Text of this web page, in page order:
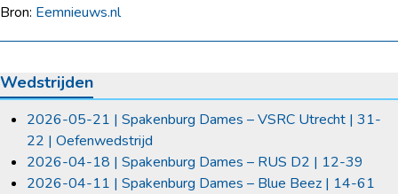
Bron: Eemnieuws.nl
Wedstrijden
2026-05-21 | Spakenburg Dames – VSRC Utrecht | 31-
22 | Oefenwedstrijd
2026-04-18 | Spakenburg Dames – RUS D2 | 12-39
2026-04-11 | Spakenburg Dames – Blue Beez | 14-61